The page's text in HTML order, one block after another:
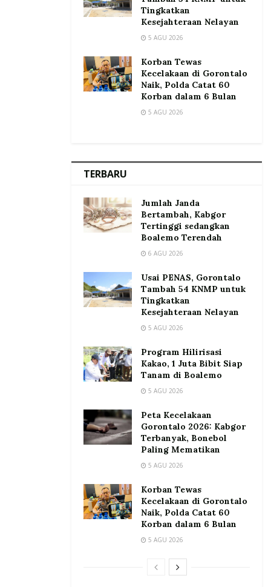
Tingkatkan
Kesejahteraan Nelayan
5 AGU 2026
Korban Tewas
Kecelakaan di Gorontalo
Naik, Polda Catat 60
Korban dalam 6 Bulan
5 AGU 2026
TERBARU
Jumlah Janda
Bertambah, Kabgor
Tertinggi sedangkan
Boalemo Terendah
6 AGU 2026
Usai PENAS, Gorontalo
Tambah 54 KNMP untuk
Tingkatkan
Kesejahteraan Nelayan
5 AGU 2026
Program Hilirisasi
Kakao, 1 Juta Bibit Siap
Tanam di Boalemo
5 AGU 2026
Peta Kecelakaan
Gorontalo 2026: Kabgor
Terbanyak, Bonebol
Paling Mematikan
5 AGU 2026
Korban Tewas
Kecelakaan di Gorontalo
Naik, Polda Catat 60
Korban dalam 6 Bulan
5 AGU 2026